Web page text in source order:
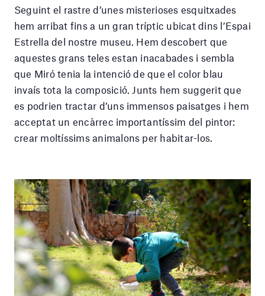
Seguint el rastre d’unes misterioses esquitxades
hem arribat fins a un gran tríptic ubicat dins l’Espai
Estrella del nostre museu. Hem descobert que
aquestes grans teles estan inacabades i sembla
que Miró tenia la intenció de que el color blau
invaís tota la composició. Junts hem suggerit que
es podrien tractar d’uns immensos paisatges i hem
acceptat un encàrrec importantíssim del pintor:
crear moltíssims animalons per habitar-los.